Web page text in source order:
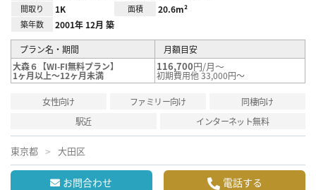
間取り 1K 面積 20.6m²
築年数 2001年 12月 築
プラン名・期間
月額目安
大森６【WI-FI無料プラン】
1ヶ月以上～12ヶ月未満
116,700円/月～
初期費用他 33,000円～
女性向け ファミリー向け
同棲向け
駅近
インターネット無料
東京都 大田区
お問合わせ 電話する